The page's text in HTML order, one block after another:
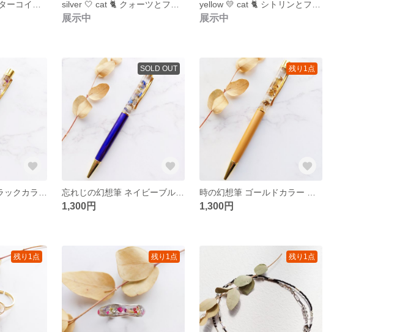
展示中 展示中
SOLD OUT
1,300円
残り1点
1,300円
残り1点 残り1点 残り1点